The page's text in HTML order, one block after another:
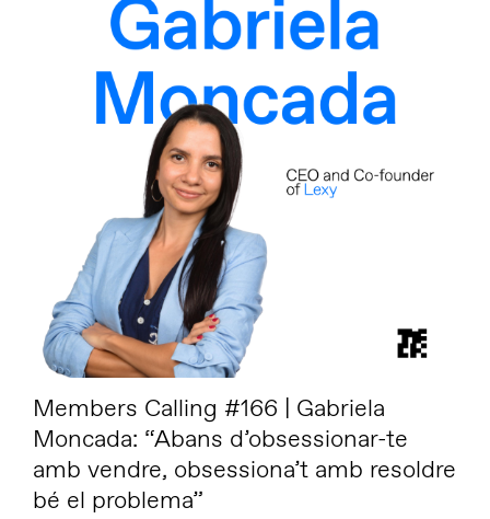
Members Calling #166 | Gabriela
Moncada: “Abans d’obsessionar-te
amb vendre, obsessiona’t amb resoldre
bé el problema”